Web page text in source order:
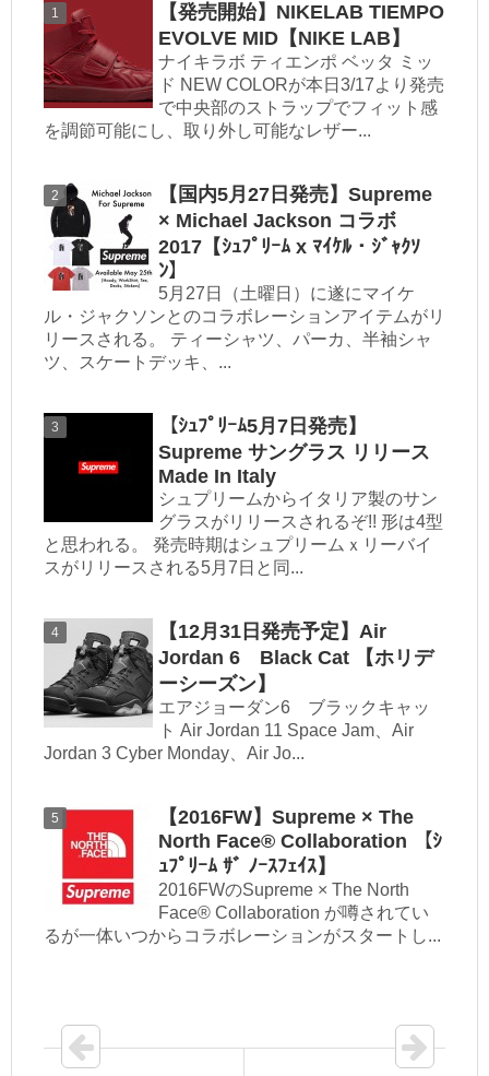
【発売開始】NIKELAB TIEMPO
EVOLVE MID【NIKE LAB】
ナイキラボ ティエンポ ベッタ ミッ
ド NEW COLORが本日3/17より発売
で中央部のストラップでフィット感
を調節可能にし、取り外し可能なレザー...
【国内5月27日発売】Supreme
× Michael Jackson コラボ
2017【ｼｭﾌﾟﾘｰﾑ x ﾏｲｹﾙ・ｼﾞｬｸｿ
ﾝ】
5月27日（土曜日）に遂にマイケ
ル・ジャクソンとのコラボレーションアイテムがリ
リースされる。 ティーシャツ、パーカ、半袖シャ
ツ、スケートデッキ、...
【ｼｭﾌﾟﾘｰﾑ5月7日発売】
Supreme サングラス リリース
Made In Italy
シュプリームからイタリア製のサン
グラスがリリースされるぞ!! 形は4型
と思われる。 発売時期はシュプリームｘリーバイ
スがリリースされる5月7日と同...
【12月31日発売予定】Air
Jordan 6 Black Cat 【ホリデ
ーシーズン】
エアジョーダン6 ブラックキャッ
ト Air Jordan 11 Space Jam、Air
Jordan 3 Cyber Monday、Air Jo...
【2016FW】Supreme × The
North Face® Collaboration 【ｼ
ｭﾌﾟﾘｰﾑ ｻﾞ ﾉｰｽﾌｪｲｽ】
2016FWのSupreme × The North
Face® Collaboration が噂されてい
るが一体いつからコラボレーションがスタートし...